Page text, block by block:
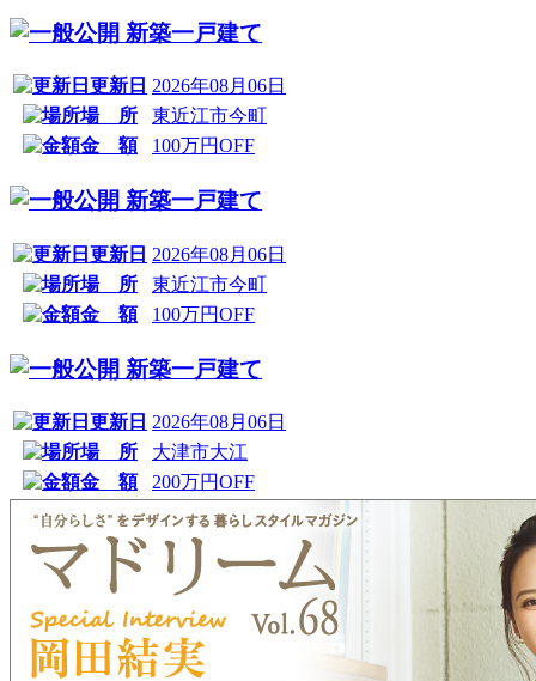
新築一戸建て
更新日 2026年08月06日
場 所
東近江市今町
金 額
100万円OFF
新築一戸建て
更新日 2026年08月06日
場 所
東近江市今町
金 額
100万円OFF
新築一戸建て
更新日 2026年08月06日
場 所
大津市大江
金 額
200万円OFF